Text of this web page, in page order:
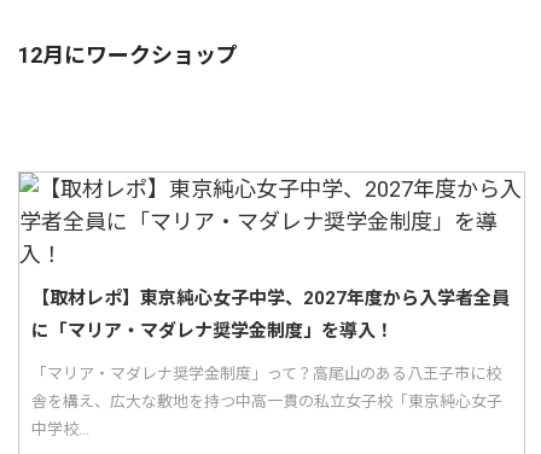
12月にワークショップ
【取材レポ】東京純心女子中学、2027年度から入学者全員
に「マリア・マダレナ奨学金制度」を導入！
「マリア・マダレナ奨学金制度」って？高尾山のある八王子市に校
舎を構え、広大な敷地を持つ中高一貫の私立女子校「東京純心女子
中学校...